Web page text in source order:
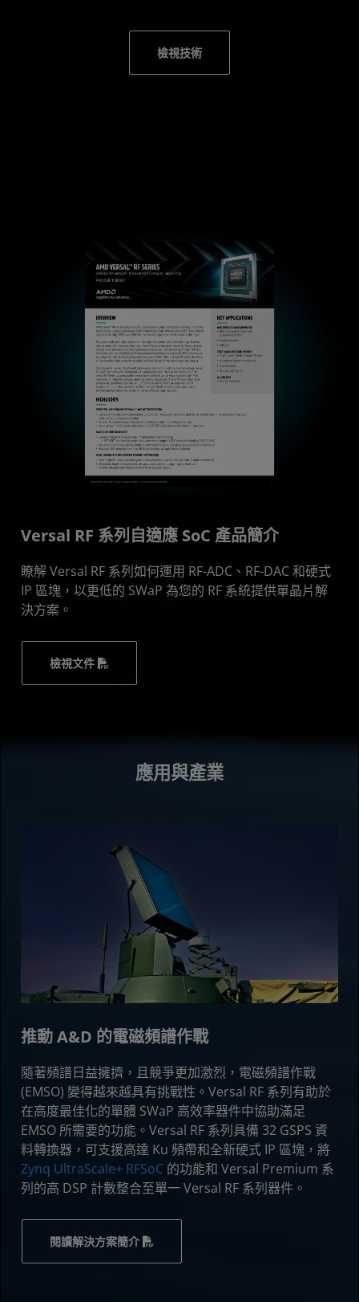
檢視技術
Versal RF 系列自適應 SoC 產品簡介
瞭解 Versal RF 系列如何運用 RF-ADC、RF-DAC 和硬式
IP 區塊，以更低的 SWaP 為您的 RF 系統提供單晶片解
決方案。
檢視文件
應用與產業
推動 A&D 的電磁頻譜作戰
隨著頻譜日益擁擠，且競爭更加激烈，電磁頻譜作戰
(EMSO) 變得越來越具有挑戰性。Versal RF 系列有助於
在高度最佳化的單體 SWaP 高效率器件中協助滿足
EMSO 所需要的功能。Versal RF 系列具備 32 GSPS 資
料轉換器，可支援高達 Ku 頻帶和全新硬式 IP 區塊，將
Zynq UltraScale+ RFSoC 的功能和 Versal Premium 系
列的高 DSP 計數整合至單一 Versal RF 系列器件。
閱讀解決方案簡介